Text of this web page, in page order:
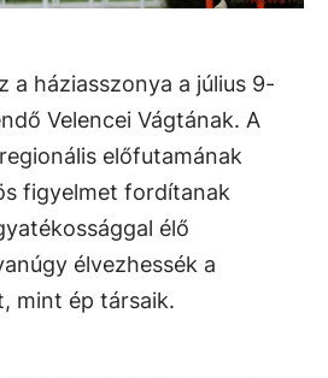
a háziasszonya a július 9-
Velencei Vágtának. A
előfutamának
figyelmet fordítanak
élő
élvezhessék a
mint ép társaik.